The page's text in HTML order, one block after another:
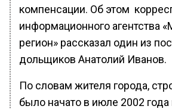
компенсации. Об этом
информационного агентства
регион» рассказал один из
дольщиков Анатолий Иванов.
По словам жителя города,
было начато в июле 2002 года